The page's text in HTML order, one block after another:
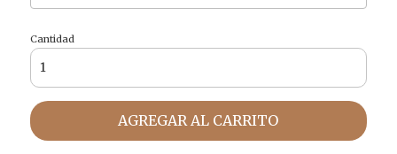
Cantidad
AGREGAR AL CARRITO